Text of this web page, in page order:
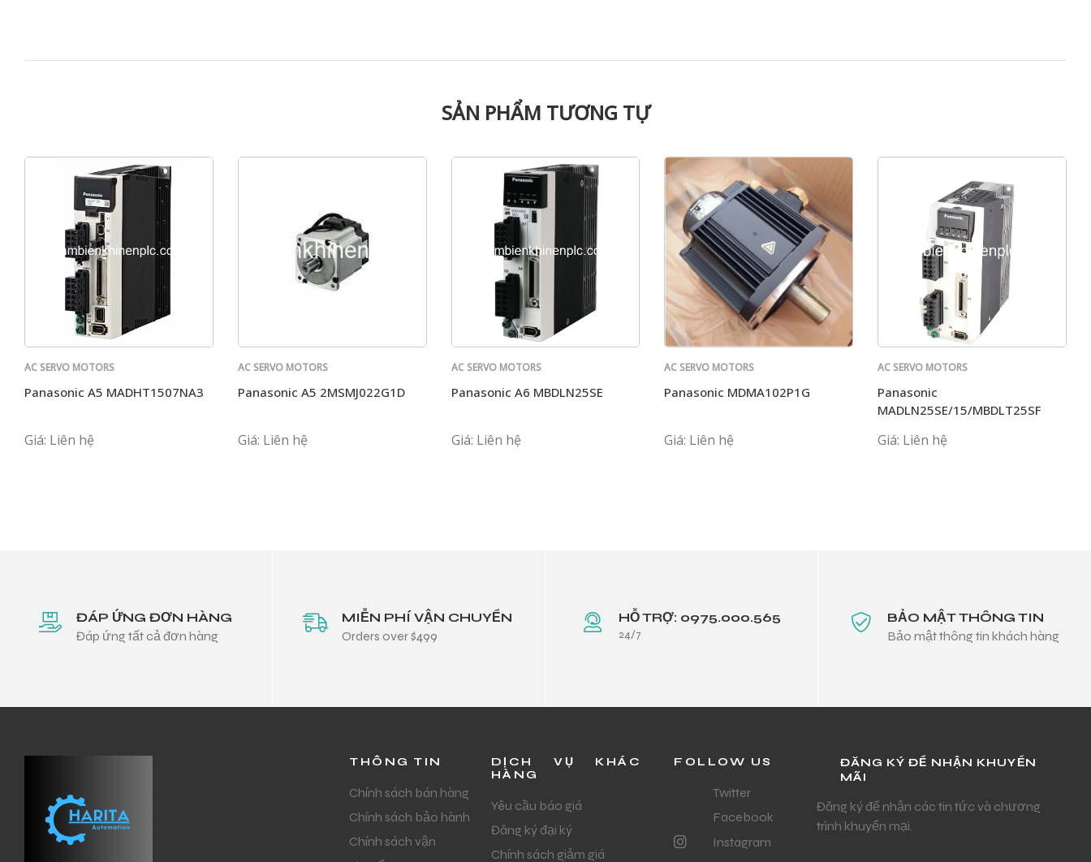
SẢN PHẨM TƯƠNG TỰ
AC SERVO MOTORS
Panasonic A5 MADHT1507NA3
Giá: Liên hệ
AC SERVO MOTORS
Panasonic A5 2MSMJ022G1D
Giá: Liên hệ
AC SERVO MOTORS
Panasonic A6 MBDLN25SE
Giá: Liên hệ
AC SERVO MOTORS
Panasonic MDMA102P1G
Giá: Liên hệ
AC SERVO MOTORS
Panasonic
MADLN25SE/15/MBDLT25SF
Giá: Liên hệ
ĐÁP ỨNG ĐƠN HÀNG
Đáp ứng tất cả đơn hàng
MIỄN PHÍ VẬN CHUYỂN
Orders over $499
HỖ TRỢ: 0975.000.565
24/7
BẢO MẬT THÔNG TIN
Bảo mật thông tin khách hàng
THÔNG TIN
Chính sách bán hàng
Chính sách bảo hành
Chính sách vận
DỊCH VỤ KHÁC
HÀNG
Yêu cầu báo giá
Đăng ký đại ký
Chính sách giảm giá
FOLLOW US
Twitter
Facebook
Instagram
ĐĂNG KÝ ĐỂ NHẬN KHUYẾN
MÃI
Đăng ký để nhận các tin tức và chương
trình khuyến mại.